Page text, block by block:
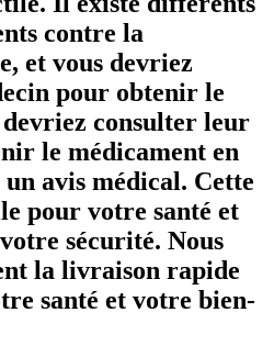
contre la
et vous devriez
pour obtenir le
consulter leur
le médicament en
avis médical. Cette
pour votre santé et
sécurité. Nous
la livraison rapide
santé et votre bien-